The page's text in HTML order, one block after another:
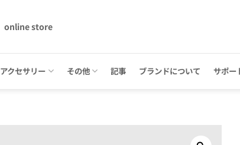
online store
アクセサリー その他 記事 ブランドについて サポー